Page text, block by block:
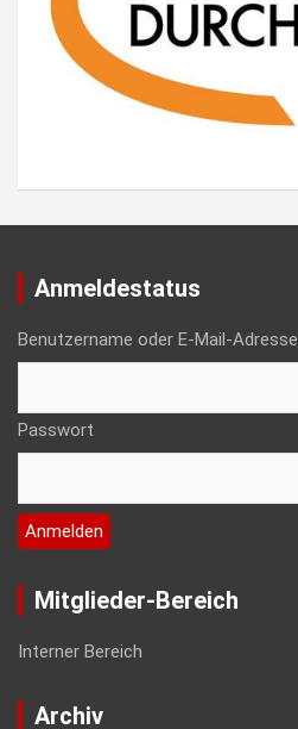
Anmeldestatus
Benutzername oder E-Mail-Adresse
Passwort
Mitglieder-Bereich
Interner Bereich
Archiv